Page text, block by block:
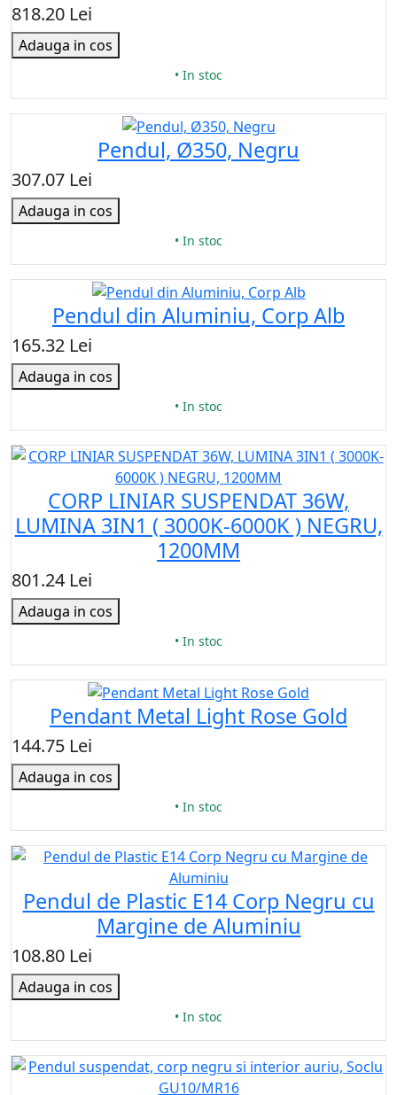
818.20 Lei
Adauga in cos
• In stoc
Pendul, Ø350, Negru
307.07 Lei
Adauga in cos
• In stoc
Pendul din Aluminiu, Corp Alb
165.32 Lei
Adauga in cos
• In stoc
CORP LINIAR SUSPENDAT 36W,
LUMINA 3IN1 ( 3000K-6000K ) NEGRU,
1200MM
801.24 Lei
Adauga in cos
• In stoc
Pendant Metal Light Rose Gold
144.75 Lei
Adauga in cos
• In stoc
Pendul de Plastic E14 Corp Negru cu
Margine de Aluminiu
108.80 Lei
Adauga in cos
• In stoc